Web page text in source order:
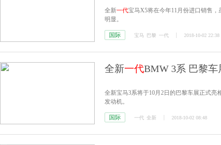
全新一代宝马X5将在今年11月份进口销售
明显。
国际 宝马 巴黎 一代 2018-10-02 22:38
全新一代BMW 3系 巴黎
全新宝马3系将于10月2日的巴黎车展正式亮
发动机。
国际 一代 全新 2018-10-02 08:48